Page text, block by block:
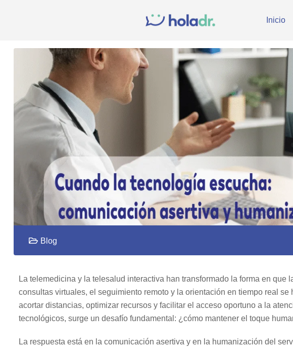
Inicio
Blog
La telemedicina y la telesalud interactiva han transformado la forma en
consultas virtuales, el seguimiento remoto y la orientación en tiempo real
acortar distancias, optimizar recursos y facilitar el acceso oportuno a la
tecnológicos, surge un desafío fundamental: ¿cómo mantener el toque
La respuesta está en la comunicación asertiva y en la humanización del